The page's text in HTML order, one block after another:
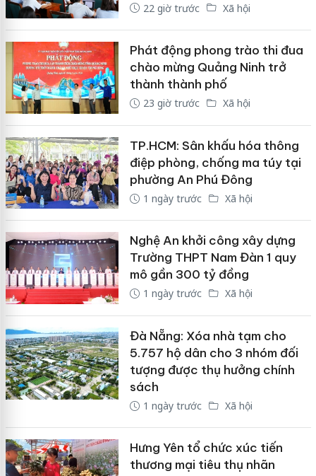
22 giờ trước Xã hội
Phát động phong trào thi đua
chào mừng Quảng Ninh trở
thành thành phố
23 giờ trước Xã hội
TP.HCM: Sân khấu hóa thông
điệp phòng, chống ma túy tại
phường An Phú Đông
1 ngày trước Xã hội
Nghệ An khởi công xây dựng
Trường THPT Nam Đàn 1 quy
mô gần 300 tỷ đồng
1 ngày trước Xã hội
Đà Nẵng: Xóa nhà tạm cho
5.757 hộ dân cho 3 nhóm đối
tượng được thụ hưởng chính
sách
1 ngày trước Xã hội
Hưng Yên tổ chức xúc tiến
thương mại tiêu thụ nhãn